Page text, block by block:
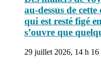
au-dessus de
qui est resté figé
s’ouvre que
29 juillet 2026, 14 h 16